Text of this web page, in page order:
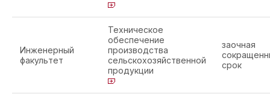
Инженерный
факультет
Техническое
обеспечение
производства
сельскохозяйственной
продукции
заочная
срок